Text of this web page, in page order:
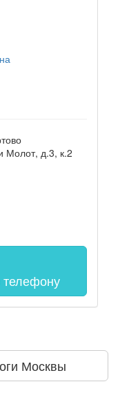
Молот, д.3, к.2
телефону
Москвы